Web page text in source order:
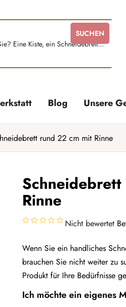
SUCHEN
Blog Unsere
rund 22 cm mit Rinne
Rinne
Nicht bewertet
Wenn Sie ein handliches
brauchen Sie nicht weiter zu
Produkt für Ihre Bedürfnisse
Ich möchte ein eigenes